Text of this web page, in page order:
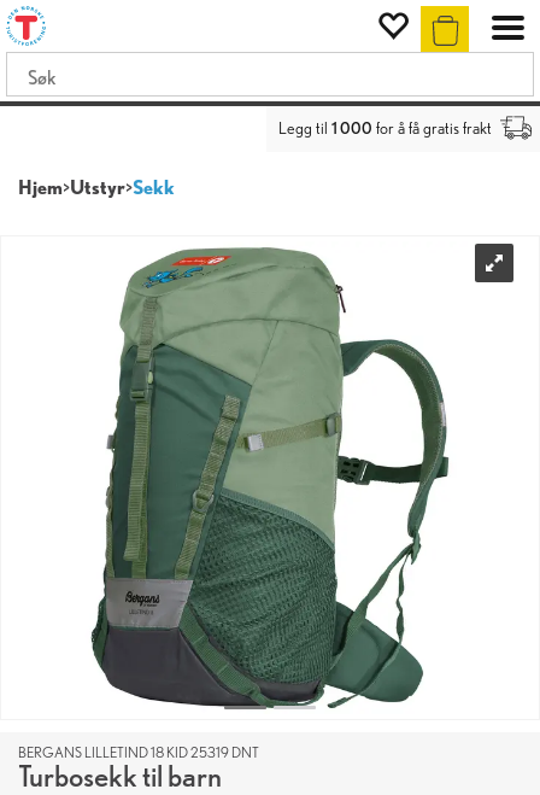
Legg til 1 000 for å få gratis frakt
Hjem>Utstyr>Sekk
BERGANS LILLETIND 18 KID 25319 DNT
Turbosekk til barn